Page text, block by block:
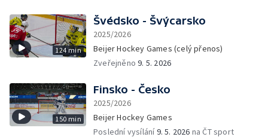
124 min
Švédsko - Švýcarsko
2025/2026
Beijer Hockey Games (celý přenos)
Zveřejněno9. 5. 2026
150 min
Finsko - Česko
2025/2026
Beijer Hockey Games
Poslední vysílání9. 5. 2026 na ČT sport